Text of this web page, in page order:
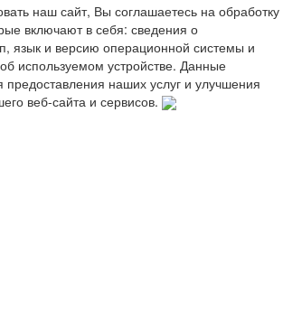
наш сайт, Вы соглашаетесь на обработку
включают в себя: сведения о
язык и версию операционной системы и
используемом устройстве. Данные
наших услуг и улучшения
веб-сайта и сервисов.